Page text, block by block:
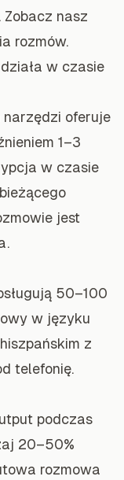
nasz
rozmów.
w czasie
oferuje
1–3
w czasie
jest
50–100
w języku
z
telefonię.
podczas
20–50%
rozmowa